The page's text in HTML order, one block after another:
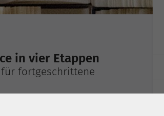
in vier Etappen
fortgeschrittene
und im Anjou Halt